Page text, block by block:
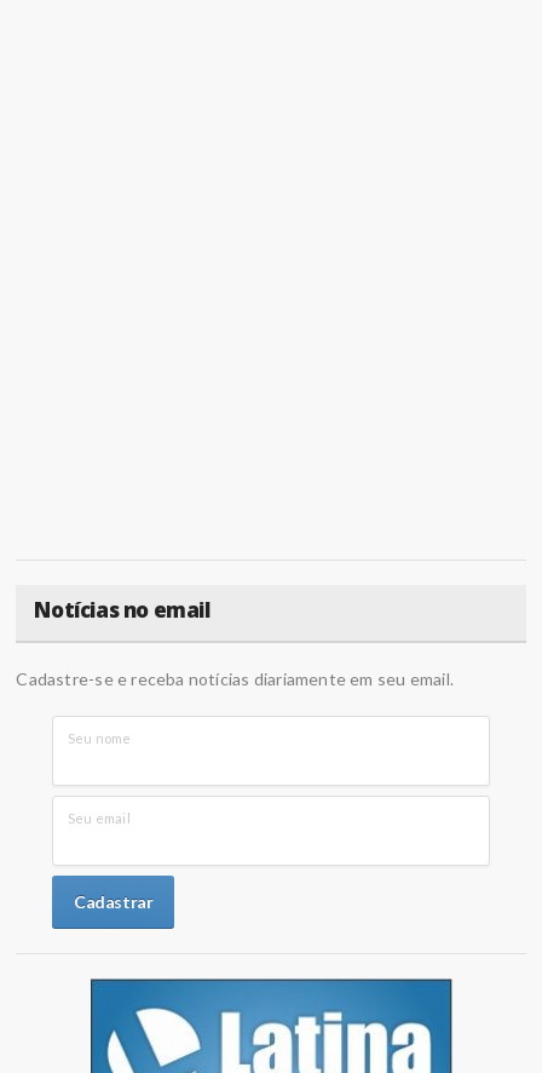
Notícias no email
Cadastre-se e receba notícias diariamente em seu email.
Seu nome
Seu email